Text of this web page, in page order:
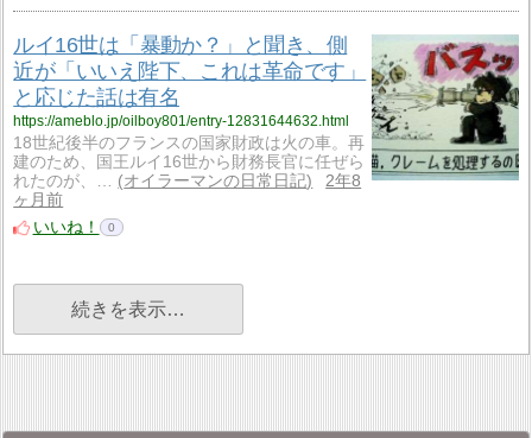
ルイ16世は「暴動か？」と聞き、側
近が「いいえ陛下、これは革命です」
と応じた話は有名
https://ameblo.jp/oilboy801/entry-12831644632.html
18世紀後半のフランスの国家財政は火の車。再
建のため、国王ルイ16世から財務長官に任ぜら
れたのが、…
オイラーマンの日常日記
2年8
ヶ月前
いいね！
0
続きを表示…